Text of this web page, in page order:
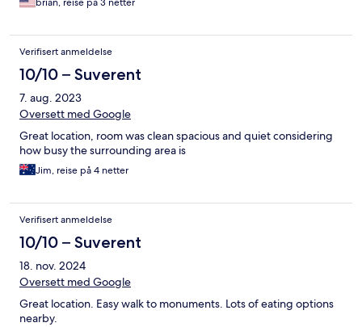
brian, reise på 3 netter
Verifisert anmeldelse
10/10 – Suverent
7. aug. 2023
Oversett med Google
Great location, room was clean spacious and quiet considering
how busy the surrounding area is
Jim, reise på 4 netter
Verifisert anmeldelse
10/10 – Suverent
18. nov. 2024
Oversett med Google
Great location. Easy walk to monuments. Lots of eating options
nearby.